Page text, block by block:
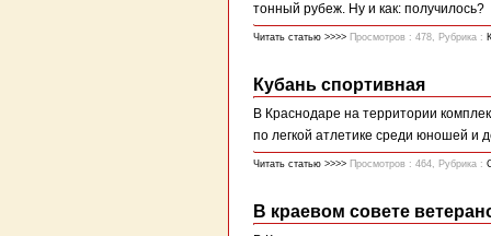
тонный рубеж. Ну и как: получилось?
Читать статью >>>> Просмотров : 478, Рубрика :
Кубань спортивная
В Краснодаре на территории
по легкой атлетике среди юношей и
Читать статью >>>> Просмотров : 464, Рубрика :
В краевом совете